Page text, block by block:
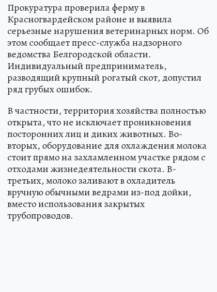
Прокуратура проверила ферму в
Красногвардейском районе и выявила
серьезные нарушения ветеринарных норм. Об
этом сообщает пресс-служба надзорного
ведомства Белгородской области.
Индивидуальный предприниматель,
разводящий крупный рогатый скот, допустил
ряд грубых ошибок.
В частности, территория хозяйства полностью
открыта, что не исключает проникновения
посторонних лиц и диких животных. Во-
вторых, оборудование для охлаждения молока
стоит прямо на захламленном участке рядом с
отходами жизнедеятельности скота. В-
третьих, молоко заливают в охладитель
вручную обычными ведрами из-под дойки,
вместо использования закрытых
трубопроводов.